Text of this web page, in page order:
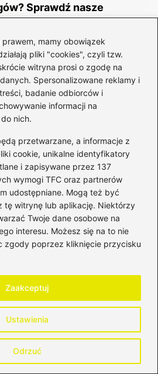
mamy obowiązek
pliki "cookies", czyli tzw.
witryna prosi o zgodę na
Spersonalizowane reklamy i
badanie odbiorców i
informacji na
nich.
przetwarzane, a informacje z
cookie, unikalne identyfikatory
i zapisywane przez 137
wymogi TFC oraz partnerów
udostępniane. Mogą też być
tę witrynę lub aplikację. Niektórzy
Twoje dane osobowe na
interesu. Możesz się na to nie
zgody poprzez kliknięcie przycisku
Ustawienia
Odrzuć
Zaakceptuj
Sprawdź nasze
na ile jest zadłużona?
dane o długach
sprawdzić zadłużenie
i wyeliminować
konsolidację
się, jak uniknąć
ze złą historią w
finansowanie mimo